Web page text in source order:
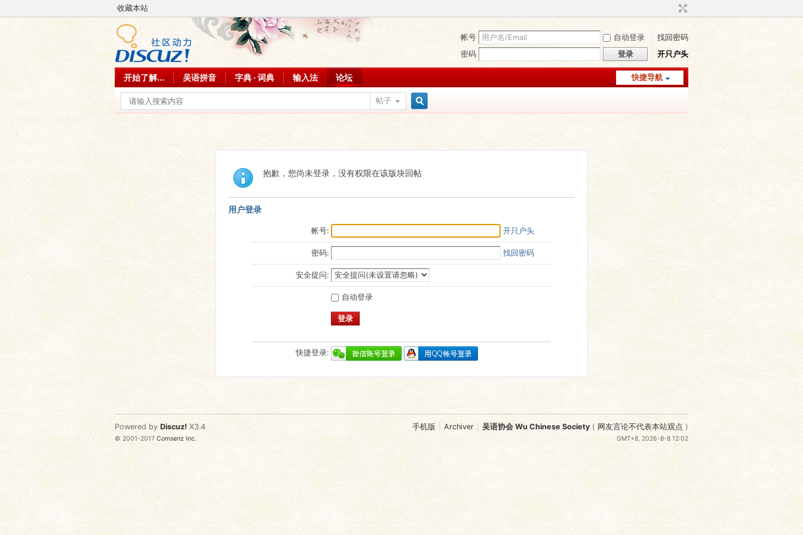
收藏本站
帐号 自动登录
找回密码
密码
登录 开只户头
快捷导航
开始了解... 吴语拼音 字典 · 词典 输入法 论坛
帖子
索
抱歉，您尚未登录，没有权限在该版块回帖
用户登录
帐号: 开只户头
密码: 找回密码
安全提问:
自动登录
登录
快捷登录:
手机版 Archiver 吴语协会 Wu Chinese Society ( 网友言论不代表本站观点 )
GMT+8, 2026-8-8 12:02
Powered by Discuz! X3.4
© 2001-2017Comsenz Inc.